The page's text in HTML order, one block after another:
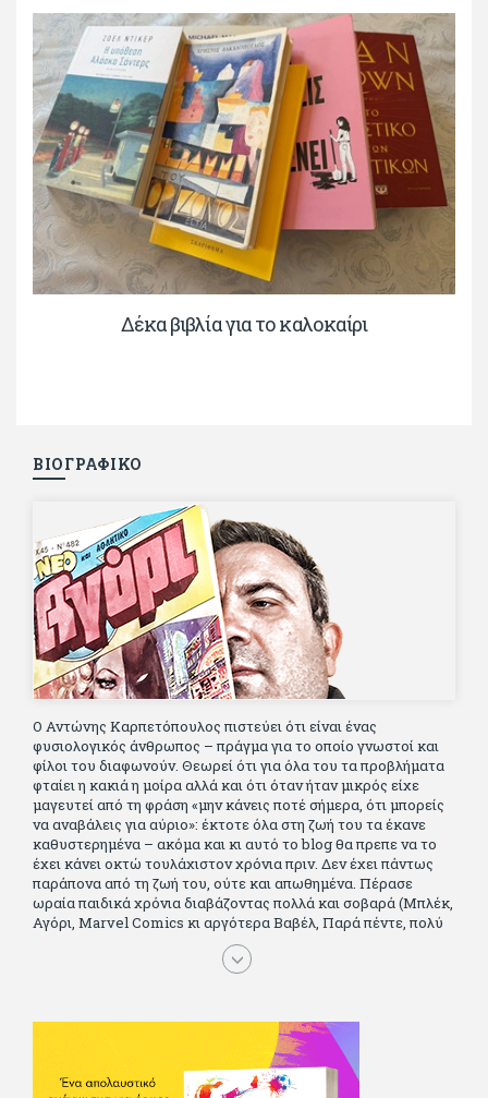
Δέκα βιβλία για το καλοκαίρι
ΒΙΟΓΡΑΦΙΚΟ
Ο Αντώνης Καρπετόπουλος πιστεύει ότι είναι ένας
φυσιολογικός άνθρωπος – πράγμα για το οποίο γνωστοί και
φίλοι του διαφωνούν. Θεωρεί ότι για όλα του τα προβλήματα
φταίει η κακιά η μοίρα αλλά και ότι όταν ήταν μικρός είχε
μαγευτεί από τη φράση «μην κάνεις ποτέ σήμερα, ότι μπορείς
να αναβάλεις για αύριο»: έκτοτε όλα στη ζωή του τα έκανε
καθυστερημένα – ακόμα και κι αυτό το blog θα πρεπε να το
έχει κάνει οκτώ τουλάχιστον χρόνια πριν. Δεν έχει πάντως
παράπονα από τη ζωή του, ούτε και απωθημένα. Πέρασε
ωραία παιδικά χρόνια διαβάζοντας πολλά και σοβαρά (Μπλέκ,
Αγόρι, Μarvel Comics κι αργότερα Βαβέλ, Παρά πέντε, πολύ
Αλέξανδρο Δουμά και αρκετό Ιούλιο Βέρν πριν τον κερδίσουν
τα αστυνομικά), απέκτησε τους σωστούς φίλους κυρίως γιατί
ταινίες κι έγραφε και στο περιοδικό Σινεμά, είχε κάποιες
αισθηματικές περιπέτειες που σκόρπισαν γέλιο στους φίλους
του - αν όχι και στον ίδιο. Πήγε στρατό κανονικά στα σύνορα
και διατήρησε μια καλή σχέση με την οικογένεια του, την